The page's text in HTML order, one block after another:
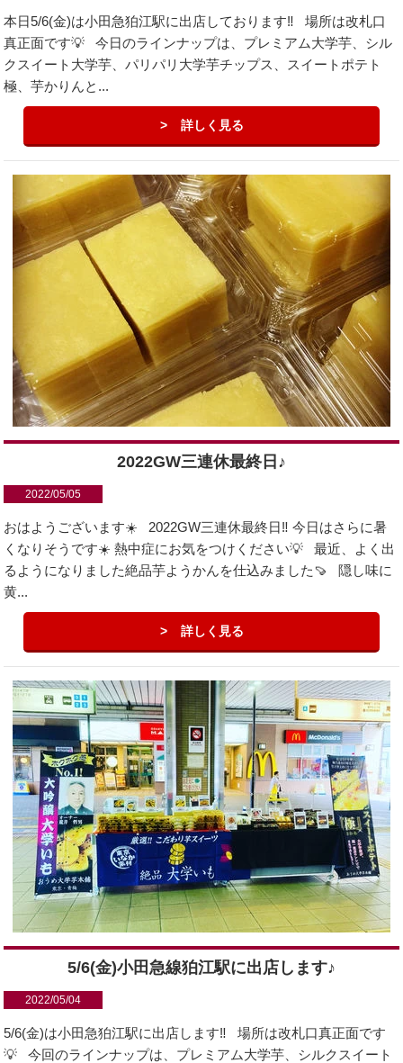
本日5/6(金)は小田急狛江駅に出店しております‼️ 場所は改札口
真正面です💡 今日のラインナップは、プレミアム大学芋、シル
クスイート大学芋、パリパリ大学芋チップス、スイートポテト
極、芋かりんと...
詳しく見る
2022GW三連休最終日♪
2022/05/05
おはようございます☀️ 2022GW三連休最終日‼️ 今日はさらに暑
くなりそうです☀️ 熱中症にお気をつけください💡 最近、よく出
るようになりました絶品芋ようかんを仕込みました🍠 隠し味に
黄...
詳しく見る
5/6(金)小田急線狛江駅に出店します♪
2022/05/04
5/6(金)は小田急狛江駅に出店します‼️ 場所は改札口真正面です
💡 今回のラインナップは、プレミアム大学芋、シルクスイート